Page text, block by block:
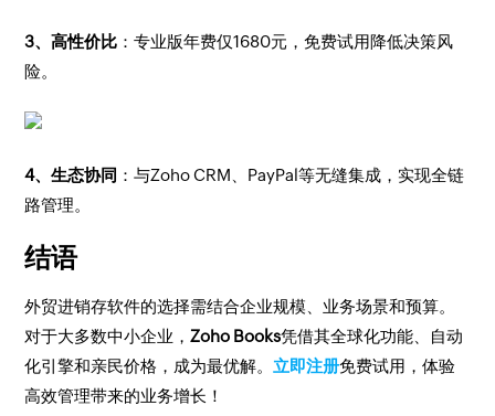
3、高性价比 ：专业版年费仅1680元，免费试用降低决策风
险。
4、生态协同 ：与Zoho CRM、PayPal等无缝集成，实现全链
路管理。
结语
外贸进销存软件的选择需结合企业规模、业务场景和预算。
对于大多数中小企业，Zoho Books凭借其全球化功能、自动
化引擎和亲民价格，成为最优解。 立即注册免费试用，体验
高效管理带来的业务增长！